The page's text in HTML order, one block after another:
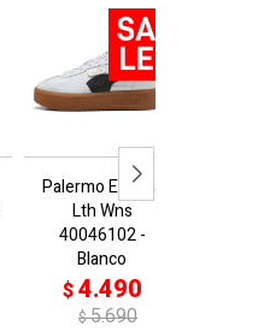
Palermo Elevata
Lth Wns
40046102 -
Blanco
$4.490
$5.690